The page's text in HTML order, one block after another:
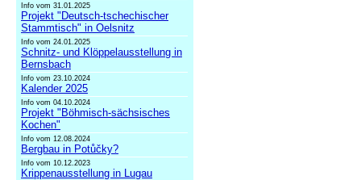
Info vom 31.01.2025
Projekt "Deutsch-tschechischer
Stammtisch" in Oelsnitz
Info vom 24.01.2025
Schnitz- und Klöppelausstellung in
Bernsbach
Info vom 23.10.2024
Kalender 2025
Info vom 04.10.2024
Projekt "Böhmisch-sächsisches
Kochen"
Info vom 12.08.2024
Bergbau in Potůčky?
Info vom 10.12.2023
Krippenausstellung in Lugau